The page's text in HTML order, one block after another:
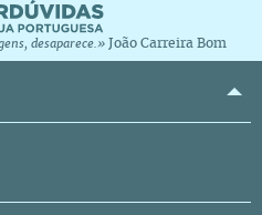
desaparece.» João Carreira Bom